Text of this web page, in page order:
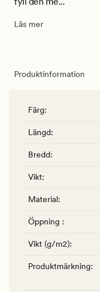
Läs mer
Produktinformation
Färg:
Längd:
Bredd:
Vikt:
Material:
Öppning :
Vikt (g/m2):
Produktmärkning: